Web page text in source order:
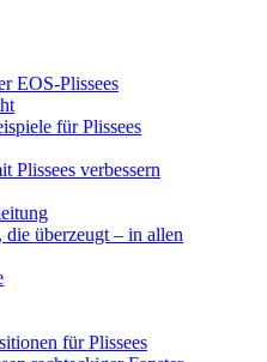
EOS-Plissees
für Plissees
Plissees verbessern
überzeugt – in allen
für Plissees